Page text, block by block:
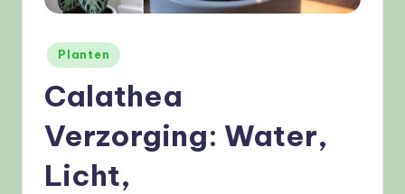
Geplaatst
in
Planten
Calathea
Verzorging: Water,
Licht,